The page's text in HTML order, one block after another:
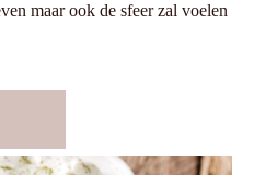
maar ook de sfeer zal voelen